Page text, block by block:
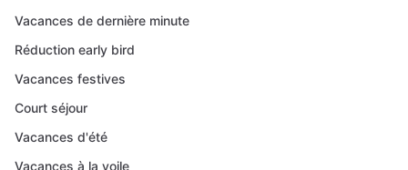
Vacances de dernière minute
Réduction early bird
Vacances festives
Court séjour
Vacances d'été
Vacances à la voile